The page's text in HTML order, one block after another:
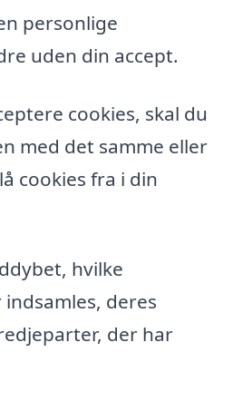
personlige
uden din accept.
cookies, skal du
med det samme eller
cookies fra i din
hvilke
deres
der har